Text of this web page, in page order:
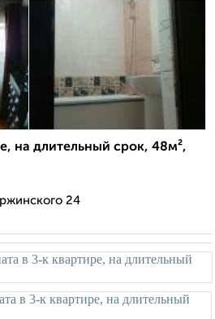
на длительный срок, 48м²,
24